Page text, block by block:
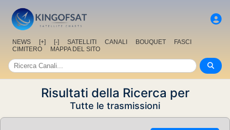
NEWS [+] [-] SATELLITI CANALI BOUQUET
FASCI
CIMITERO
MAPPA DEL SITO
Risultati della Ricerca per
Tutte le trasmissioni